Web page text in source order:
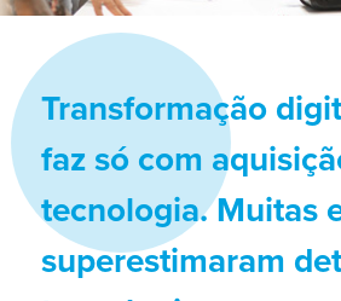
Transformação
faz só com
tecnologia. Muitas
superestimaram